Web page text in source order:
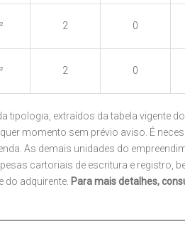
2 0
2 0
tipologia, extraídos da tabela vigente
momento sem prévio aviso. É
As demais unidades do
cartoriais de escritura e registro,
do adquirente. Para mais detalhes,